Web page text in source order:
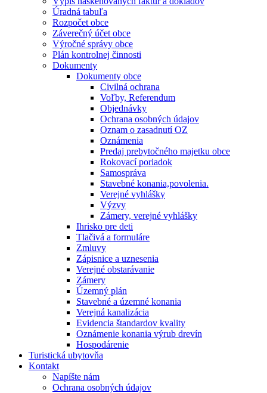
Úradná tabuľa
Rozpočet obce
Záverečný účet obce
Výročné správy obce
Plán kontrolnej činnosti
Dokumenty
Dokumenty obce
Civilná ochrana
Voľby, Referendum
Objednávky
Ochrana osobných údajov
Oznam o zasadnutí OZ
Oznámenia
Predaj prebytočného majetku obce
Rokovací poriadok
Samospráva
Stavebné konania,povolenia.
Verejné vyhlášky
Výzvy
Zámery, verejné vyhlášky
Ihrisko pre deti
Tlačivá a formuláre
Zmluvy
Zápisnice a uznesenia
Verejné obstarávanie
Zámery
Územný plán
Stavebné a územné konania
Verejná kanalizácia
Evidencia štandardov kvality
Oznámenie konania výrub drevín
Hospodárenie
Turistická ubytovňa
Kontakt
Napíšte nám
Ochrana osobných údajov